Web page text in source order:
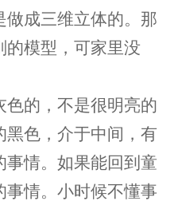
做成三维立体的。那
的模型，可家里没
的，不是很明亮的
黑色，介于中间，有
事情。如果能回到童
事情。小时候不懂事